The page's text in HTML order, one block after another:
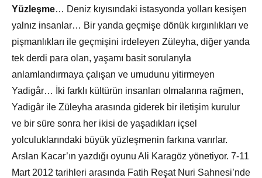
Yüzleşme… Deniz kıyısındaki istasyonda yolları kesişen
yalnız insanlar… Bir yanda geçmişe dönük kırgınlıkları ve
pişmanlıkları ile geçmişini irdeleyen Züleyha, diğer yanda
tek derdi para olan, yaşamı basit sorularıyla
anlamlandırmaya çalışan ve umudunu yitirmeyen
Yadigâr… İki farklı kültürün insanları olmalarına rağmen,
Yadigâr ile Züleyha arasında giderek bir iletişim kurulur
ve bir süre sonra her ikisi de yaşadıkları içsel
yolculuklarındaki büyük yüzleşmenin farkına varırlar.
Arslan Kacar’ın yazdığı oyunu Ali Karagöz yönetiyor. 7-11
Mart 2012 tarihleri arasında Fatih Reşat Nuri Sahnesi’nde